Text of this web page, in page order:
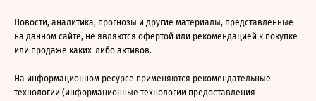
Новости, аналитика, прогнозы и другие материалы, представленные
на данном сайте, не являются офертой или рекомендацией к покупке
или продаже каких-либо активов.
На информационном ресурсе применяются рекомендательные
технологии (информационные технологии предоставления